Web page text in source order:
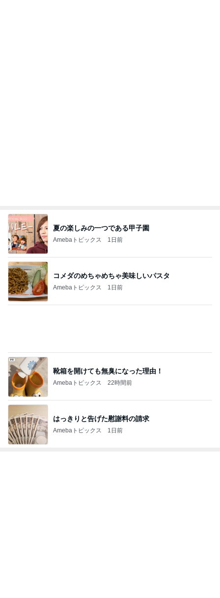
夏の楽しみの一つである甲子園
Amebaトピックス 1日前
コメダのめちゃめちゃ美味しいパスタ
Amebaトピックス 1日前
靴箱を開けても無臭になった理由！
Amebaトピックス 22時間前
はっきりと告げた慰謝料の請求
Amebaトピックス 1日前